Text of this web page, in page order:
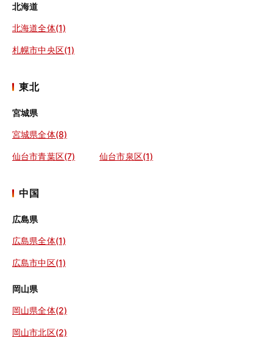
北海道
北海道全体(1)
札幌市中央区(1)
東北
宮城県
宮城県全体(8)
仙台市青葉区(7) 仙台市泉区(1)
中国
広島県
広島県全体(1)
広島市中区(1)
岡山県
岡山県全体(2)
岡山市北区(2)